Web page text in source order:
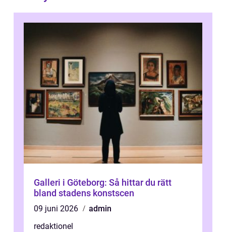
Galleri i Göteborg: Så hittar du rätt
bland stadens konstscen
09 juni 2026
admin
redaktionel